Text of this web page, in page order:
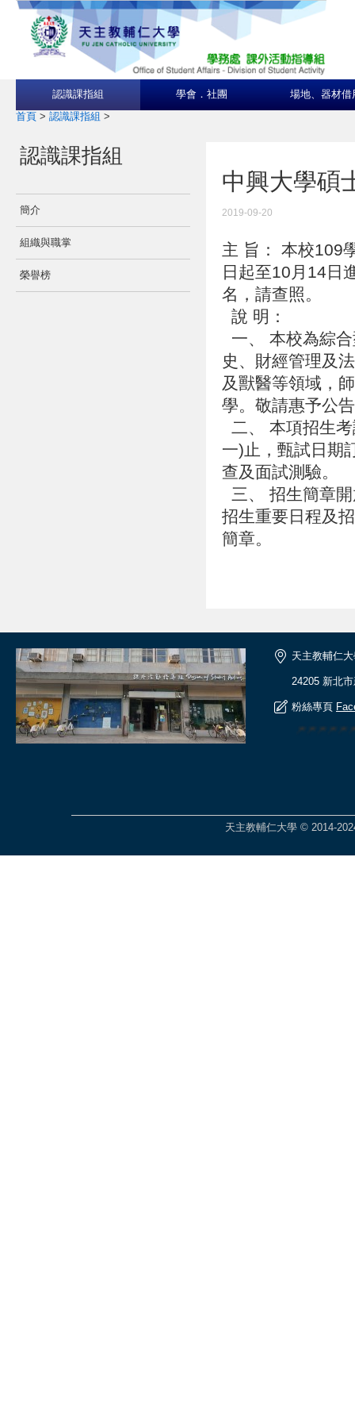
認識課指組 學會．社團 場地、器材借
首頁 > 認識課指組 >
認識課指組
簡介
組織與職掌
榮譽榜
中興大學碩
2019-09-20
主 旨： 本校109
日起至10月14日
名，請查照。
說 明：
一、 本校為綜
史、財經管理及
及獸醫等領域，
學。敬請惠予公
二、 本項招生
一)止，甄試日期
查及面試測驗。
三、 招生簡章
招生重要日程及
簡章。
天主教輔仁
24205 新北
粉絲專頁
天主教輔仁大學 © 2014-